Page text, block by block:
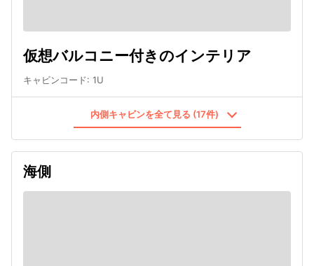
仮想バルコニー付きのインテリア
キャビンコード: 1U
内側キャビンを全て見る (17件)
海側